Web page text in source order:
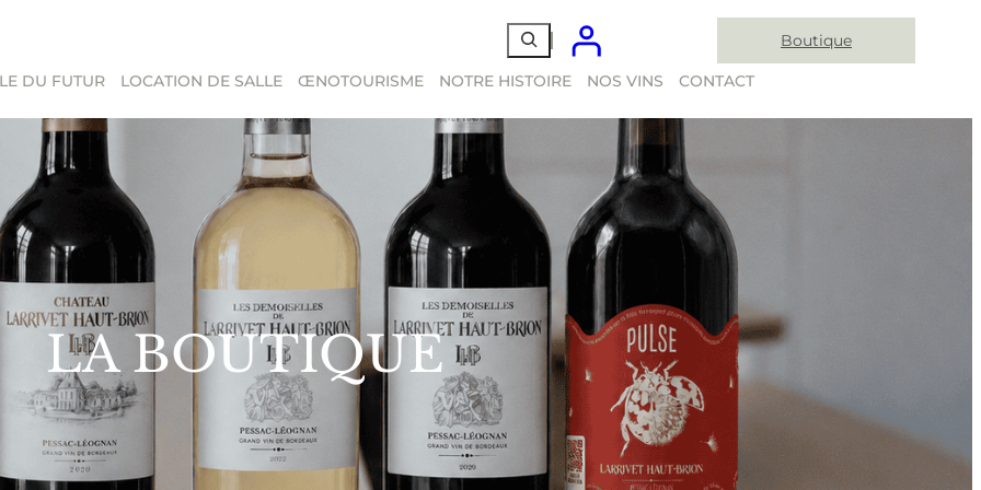
Boutique
DU FUTUR LOCATION DE SALLE ŒNOTOURISME NOTRE HISTOIRE NOS VINS CONTACT
LA BOUTIQUE